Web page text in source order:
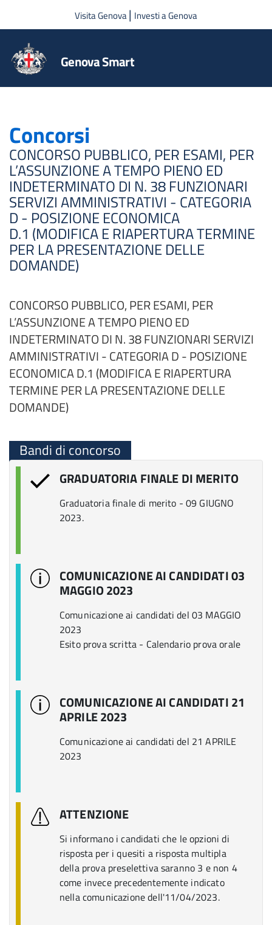
Salta al contenuto principale
Visita Genova| Investi a Genova
Genova Smart
Concorsi
CONCORSO PUBBLICO, PER ESAMI, PER
L’ASSUNZIONE A TEMPO PIENO ED
INDETERMINATO DI N. 38 FUNZIONARI
SERVIZI AMMINISTRATIVI - CATEGORIA
D - POSIZIONE ECONOMICA
D.1 (MODIFICA E RIAPERTURA TERMINE
PER LA PRESENTAZIONE DELLE
DOMANDE)
CONCORSO PUBBLICO, PER ESAMI, PER
L’ASSUNZIONE A TEMPO PIENO ED
INDETERMINATO DI N. 38 FUNZIONARI SERVIZI
AMMINISTRATIVI - CATEGORIA D - POSIZIONE
ECONOMICA D.1 (MODIFICA E RIAPERTURA
TERMINE PER LA PRESENTAZIONE DELLE
DOMANDE)
Bandi di concorso
GRADUATORIA FINALE DI MERITO
Graduatoria finale di merito - 09 GIUGNO
2023.
COMUNICAZIONE AI CANDIDATI 03
MAGGIO 2023
Comunicazione ai candidati del 03 MAGGIO
2023
Esito prova scritta - Calendario prova orale
COMUNICAZIONE AI CANDIDATI 21
APRILE 2023
Comunicazione ai candidati del 21 APRILE
2023
ATTENZIONE
Si informano i candidati che le opzioni di
risposta per i quesiti a risposta multipla
della prova preselettiva saranno 3 e non 4
come invece precedentemente indicato
nella comunicazione dell'11/04/2023.